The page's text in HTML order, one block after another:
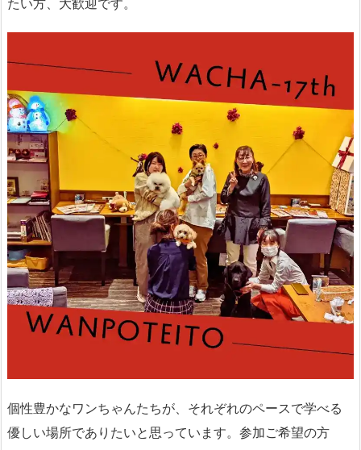
個性豊かなワンちゃんたちが、それぞれのペースで学べる
優しい場所でありたいと思っています。参加ご希望の方